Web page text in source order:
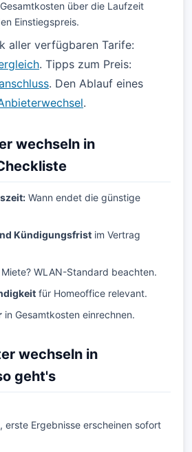
Gesamtkosten über die Laufzeit
Einstiegspreis.
aller verfügbaren Tarife:
. Tipps zum Preis:
. Den Ablauf eines
.
wechseln in
Wann endet die günstige
Kündigungsfrist im Vertrag
WLAN-Standard beachten.
für Homeoffice relevant.
in Gesamtkosten einrechnen.
wechseln in
geht's
erste Ergebnisse erscheinen sofort